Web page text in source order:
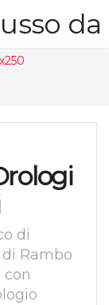
di
Rambo
con